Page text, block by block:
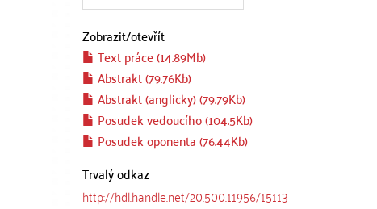
Zobrazit/otevřít
Text práce (14.89Mb)
Abstrakt (79.76Kb)
Abstrakt (anglicky) (79.79Kb)
Posudek vedoucího (104.5Kb)
Posudek oponenta (76.44Kb)
Trvalý odkaz
http://hdl.handle.net/20.500.11956/15113